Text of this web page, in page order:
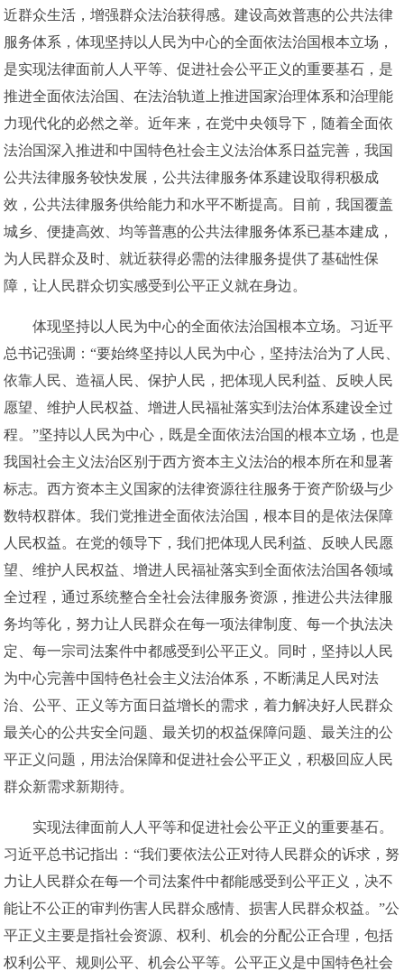
近群众生活，增强群众法治获得感。建设高效普惠的公共法律
服务体系，体现坚持以人民为中心的全面依法治国根本立场，
是实现法律面前人人平等、促进社会公平正义的重要基石，是
推进全面依法治国、在法治轨道上推进国家治理体系和治理能
力现代化的必然之举。近年来，在党中央领导下，随着全面依
法治国深入推进和中国特色社会主义法治体系日益完善，我国
公共法律服务较快发展，公共法律服务体系建设取得积极成
效，公共法律服务供给能力和水平不断提高。目前，我国覆盖
城乡、便捷高效、均等普惠的公共法律服务体系已基本建成，
为人民群众及时、就近获得必需的法律服务提供了基础性保
障，让人民群众切实感受到公平正义就在身边。
体现坚持以人民为中心的全面依法治国根本立场。习近平
总书记强调：“要始终坚持以人民为中心，坚持法治为了人民、
依靠人民、造福人民、保护人民，把体现人民利益、反映人民
愿望、维护人民权益、增进人民福祉落实到法治体系建设全过
程。”坚持以人民为中心，既是全面依法治国的根本立场，也是
我国社会主义法治区别于西方资本主义法治的根本所在和显著
标志。西方资本主义国家的法律资源往往服务于资产阶级与少
数特权群体。我们党推进全面依法治国，根本目的是依法保障
人民权益。在党的领导下，我们把体现人民利益、反映人民愿
望、维护人民权益、增进人民福祉落实到全面依法治国各领域
全过程，通过系统整合全社会法律服务资源，推进公共法律服
务均等化，努力让人民群众在每一项法律制度、每一个执法决
定、每一宗司法案件中都感受到公平正义。同时，坚持以人民
为中心完善中国特色社会主义法治体系，不断满足人民对法
治、公平、正义等方面日益增长的需求，着力解决好人民群众
最关心的公共安全问题、最关切的权益保障问题、最关注的公
平正义问题，用法治保障和促进社会公平正义，积极回应人民
群众新需求新期待。
实现法律面前人人平等和促进社会公平正义的重要基石。
习近平总书记指出：“我们要依法公正对待人民群众的诉求，努
力让人民群众在每一个司法案件中都能感受到公平正义，决不
能让不公正的审判伤害人民群众感情、损害人民群众权益。”公
平正义主要是指社会资源、权利、机会的分配公正合理，包括
权利公平、规则公平、机会公平等。公平正义是中国特色社会